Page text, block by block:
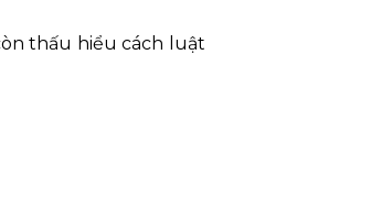
thấu hiểu cách luật